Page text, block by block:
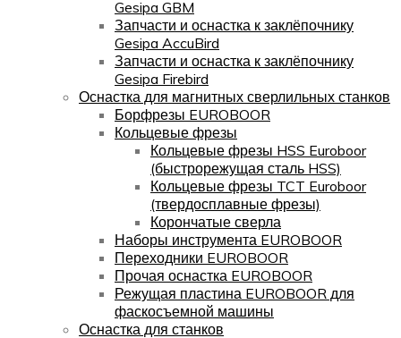
Gesipa GBM
Запчасти и оснастка к заклёпочнику
Gesipa AccuBird
Запчасти и оснастка к заклёпочнику
Gesipa Firebird
Оснастка для магнитных сверлильных станков
Борфрезы EUROBOOR
Кольцевые фрезы
Кольцевые фрезы HSS Euroboor
(быстрорежущая сталь HSS)
Кольцевые фрезы TCT Euroboor
(твердосплавные фрезы)
Корончатые сверла
Наборы инструмента EUROBOOR
Переходники EUROBOOR
Прочая оснастка EUROBOOR
Режущая пластина EUROBOOR для
фаскосъемной машины
Оснастка для станков